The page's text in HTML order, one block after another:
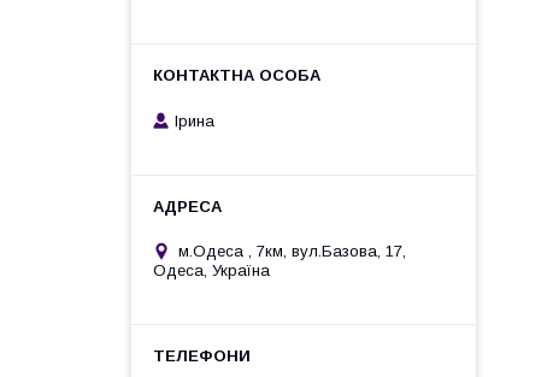
Ірина
м.Одеса , 7км, вул.Базова, 17,
Одеса, Україна